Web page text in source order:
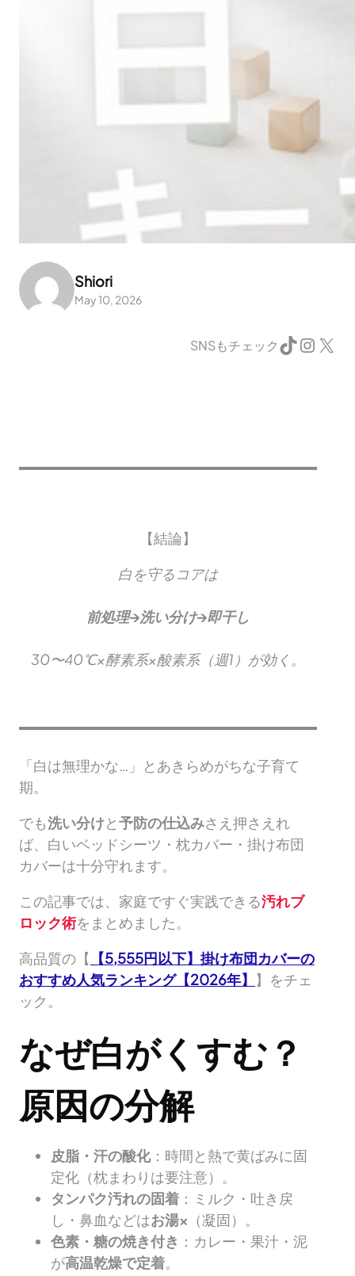
Shiori
May 10, 2026
SNSもチェックTikTok Instagram X
【結論】
白を守るコアは
前処理→洗い分け→即干し
30〜40℃×酵素系×酸素系（週1）が効く。
「白は無理かな…」とあきらめがちな子育て
期。
でも洗い分けと予防の仕込みさえ押さえれ
ば、白いベッドシーツ・枕カバー・掛け布団
カバーは十分守れます。
この記事では、家庭ですぐ実践できる汚れブ
ロック術をまとめました。
高品質の【 【5,555円以下】掛け布団カバーの
おすすめ人気ランキング【2026年】 】をチェ
ック。
なぜ白がくすむ？
原因の分解
皮脂・汗の酸化：時間と熱で黄ばみに固
定化（枕まわりは要注意）。
タンパク汚れの固着 ：ミルク・吐き戻
し・鼻血などはお湯× （凝固）。
色素・糖の焼き付き ：カレー・果汁・泥
が高温乾燥で定着。